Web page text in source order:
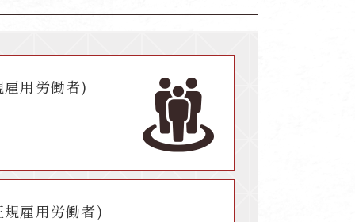
用労働者)
雇用労働者)